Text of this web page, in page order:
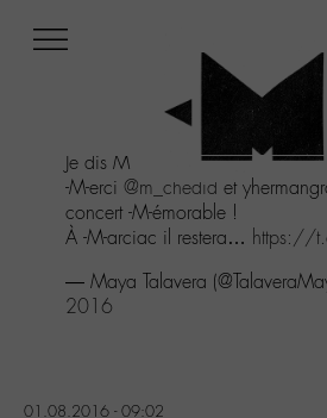
au
menu
Aller
au
contenu
Aller
Je dis M
-M-erci @m_chedid et
concert -M-émorable !
À -M-arciac il restera… https://
— Maya Talavera
2016
01.08.2016 - 09:02